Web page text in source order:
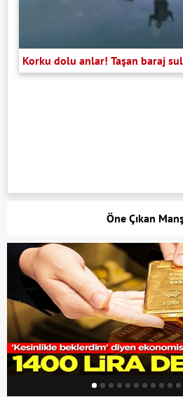
Korku dolu anlar! Taşan baraj
Öne Çıkan